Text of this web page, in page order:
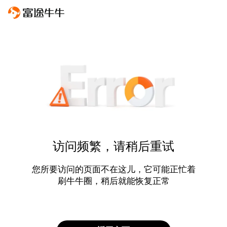
访问频繁，请稍后重试
您所要访问的页面不在这儿，它可能正忙着
刷牛牛圈，稍后就能恢复正常